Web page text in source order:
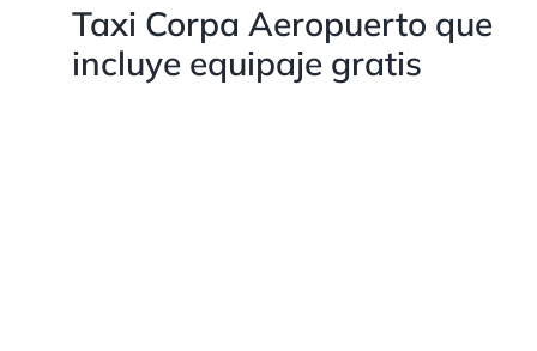
Taxi Corpa Aeropuerto que
incluye equipaje gratis